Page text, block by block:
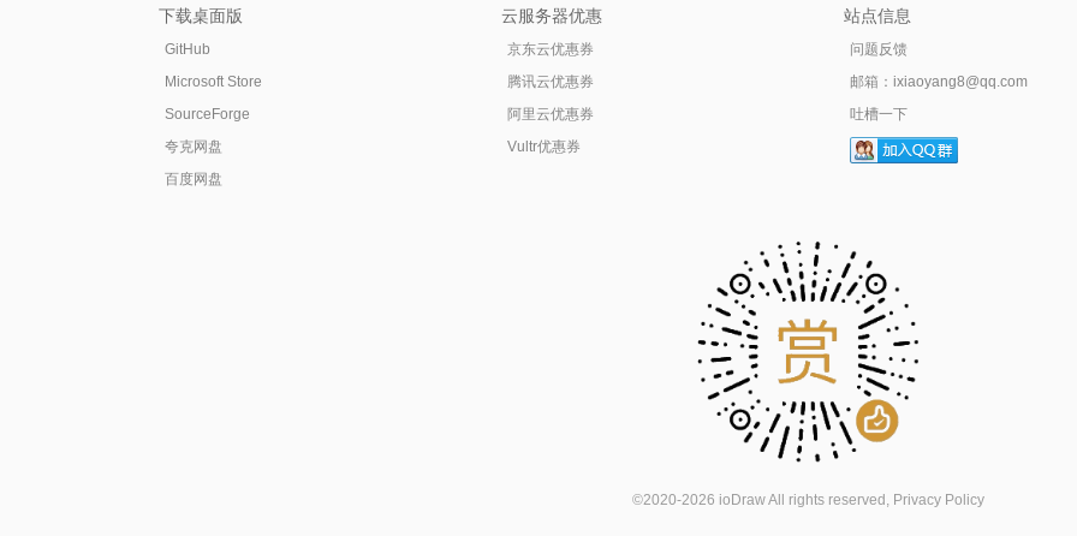
下载桌面版
GitHub
Microsoft Store
SourceForge
夸克网盘
百度网盘
云服务器优惠
京东云优惠券
腾讯云优惠券
阿里云优惠券
Vultr优惠券
站点信息
问题反馈
邮箱： ixiaoyang8@qq.com
吐槽一下
©2020-2026 ioDraw All rights reserved, Privacy Policy